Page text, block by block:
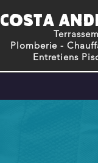
Plomberie -
Entretiens
COSTA